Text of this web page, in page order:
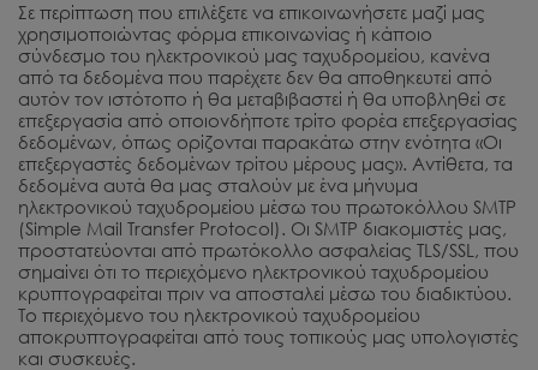
Σε περίπτωση που επιλέξετε να επικοινωνήσετε μαζί μας
χρησιμοποιώντας φόρμα επικοινωνίας ή κάποιο
σύνδεσμο του ηλεκτρονικού μας ταχυδρομείου, κανένα
από τα δεδομένα που παρέχετε δεν θα αποθηκευτεί από
αυτόν τον ιστότοπο ή θα μεταβιβαστεί ή θα υποβληθεί σε
επεξεργασία από οποιονδήποτε τρίτο φορέα επεξεργασίας
δεδομένων, όπως ορίζονται παρακάτω στην ενότητα «Οι
επεξεργαστές δεδομένων τρίτου μέρους μας». Αντίθετα, τα
δεδομένα αυτά θα μας σταλούν με ένα μήνυμα
ηλεκτρονικού ταχυδρομείου μέσω του πρωτοκόλλου SMTP
(Simple Mail Transfer Protocol). Οι SMTP διακομιστές μας,
προστατεύονται από πρωτόκολλο ασφαλείας TLS/SSL, που
σημαίνει ότι το περιεχόμενο ηλεκτρονικού ταχυδρομείου
κρυπτογραφείται πριν να αποσταλεί μέσω του διαδικτύου.
Το περιεχόμενο του ηλεκτρονικού ταχυδρομείου
αποκρυπτογραφείται από τους τοπικούς μας υπολογιστές
και συσκευές.